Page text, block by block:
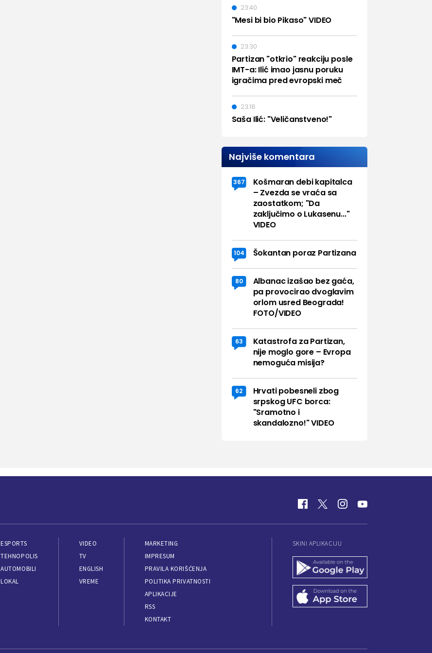
"Mesi bi bio Pikaso" VIDEO
23:40
Partizan "otkrio" reakciju posle
IMT-a: Ilić imao jasnu poruku
igračima pred evropski meč
23:30
Saša Ilić: "Veličanstveno!"
23:18
Najviše komentara
367
Košmaran debi kapitalca
– Zvezda se vraća sa
zaostatkom; "Da
zaključimo o Lukasenu..."
VIDEO
104 Šokantan poraz Partizana
80
Albanac izašao bez gaća,
pa provocirao dvoglavim
orlom usred Beograda!
FOTO/VIDEO
63
Katastrofa za Partizan,
nije moglo gore – Evropa
nemoguća misija?
62
Hrvati pobesneli zbog
srpskog UFC borca:
"Sramotno i
skandalozno!" VIDEO
ESPORTS
TEHNOPOLIS
AUTOMOBILI
LOKAL
VIDEO
TV
ENGLISH
VREME
MARKETING
IMPRESUM
PRAVILA KORIŠĆENJA
POLITIKA PRIVATNOSTI
APLIKACIJE
RSS
KONTAKT
SKINI APLIKACIJU